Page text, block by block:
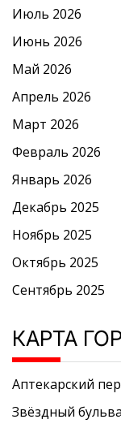
Июль 2026
Июнь 2026
Май 2026
Апрель 2026
Март 2026
Февраль 2026
Январь 2026
Декабрь 2025
Ноябрь 2025
Октябрь 2025
Сентябрь 2025
КАРТА
Аптекарский
Звёздный